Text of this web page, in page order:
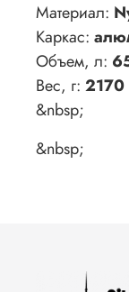
Материал:
Каркас:
Объем, л:
Вес, г: 2170
&nbsp;
&nbsp;